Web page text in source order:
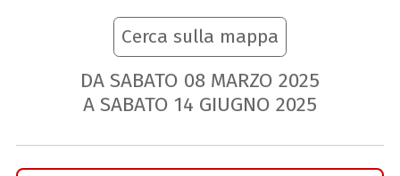
Cerca sulla mappa
DA SABATO 08 MARZO 2025
A SABATO 14 GIUGNO 2025